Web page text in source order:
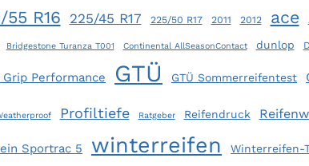
55 R16 225/45 R17 225/50 R17 2011 2012 ace
Bridgestone Turanza T001 Continental AllSeasonContact dunlop
Performance GTÜ GTÜ Sommerreifentest
Profiltiefe Ratgeber Reifendruck
Sportrac 5 winterreifen Winterreifen-